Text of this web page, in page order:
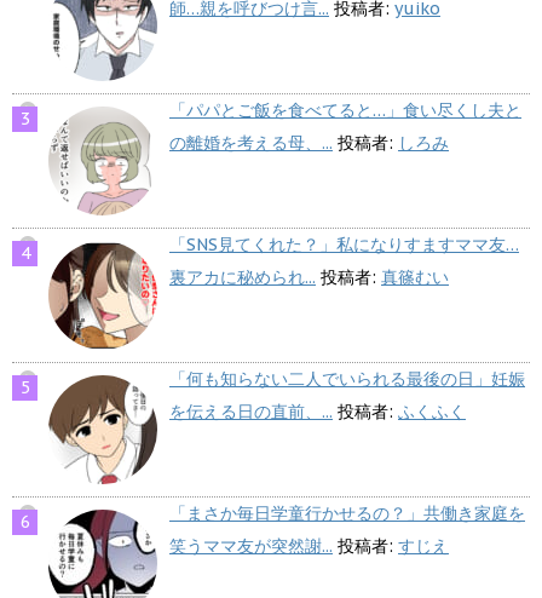
師…親を呼びつけ言... 投稿者: yuiko
「パパとご飯を食べてると…」食い尽くし夫と
の離婚を考える母、... 投稿者: しろみ
「SNS見てくれた？」私になりすますママ友…
裏アカに秘められ... 投稿者: 真篠むい
「何も知らない二人でいられる最後の日」妊娠
を伝える日の直前、... 投稿者: ふくふく
「まさか毎日学童行かせるの？」共働き家庭を
笑うママ友が突然謝... 投稿者: すじえ